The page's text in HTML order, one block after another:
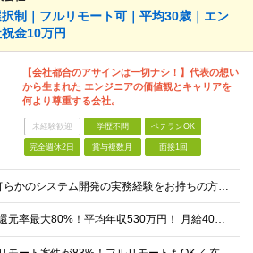
制｜フルリモート可｜平均30歳｜エン
金10万円
【会社都合のアサインは一切ナシ！】代表の想い
から生まれた エンジニアの価値観とキャリアを
何より尊重する会社。
未経験歓迎 学歴不問 ベテランOK
完全週休2日 賞与複数月 面接1回
■何らかのシステム開発の実務経験をお持ちの方(3年以上) ■学歴不問 ≪こんな方にピッタリ≫ □ スキルや経験に見合う正当な収入を得たい □ PGからSEへのステップアップなど上流工程に挑戦したい
★還元率最大80%！平均年収530万円！ 月給40万円～60万円＋業績賞与 想定年収：年収500万円～800万円 ※スキルや経験、担当案件により変動します。 ◎スキルや経験を考慮し、優遇します